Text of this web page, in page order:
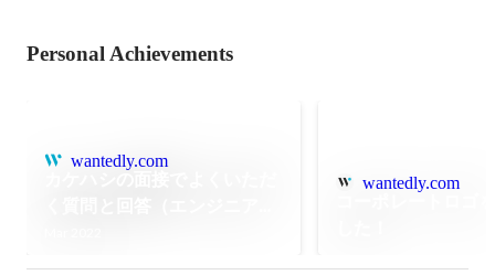
Personal Achievements
wantedly.com
wantedly.com